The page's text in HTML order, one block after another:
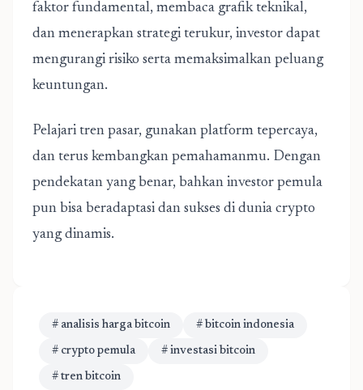
faktor fundamental, membaca grafik teknikal,
dan menerapkan strategi terukur, investor dapat
mengurangi risiko serta memaksimalkan peluang
keuntungan.
Pelajari tren pasar, gunakan platform tepercaya,
dan terus kembangkan pemahamanmu. Dengan
pendekatan yang benar, bahkan investor pemula
pun bisa beradaptasi dan sukses di dunia crypto
yang dinamis.
# analisis harga bitcoin # bitcoin indonesia
# crypto pemula # investasi bitcoin
# tren bitcoin